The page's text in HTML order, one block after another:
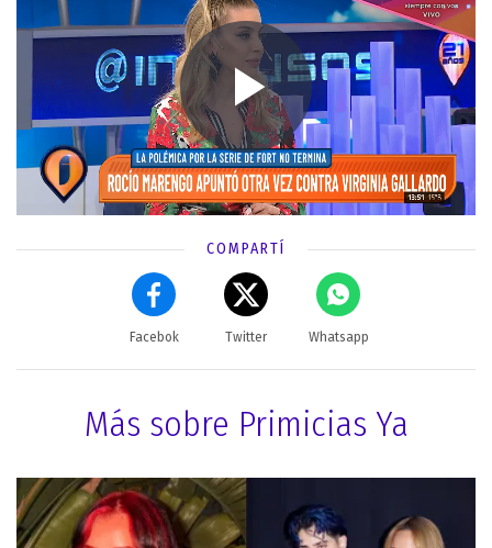
COMPARTÍ
Facebok Twitter Whatsapp
Más sobre Primicias Ya